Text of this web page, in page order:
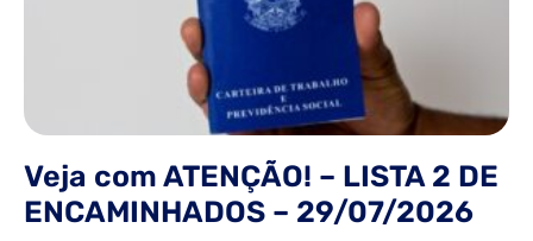
Veja com ATENÇÃO! – LISTA 2 DE
ENCAMINHADOS – 29/07/2026